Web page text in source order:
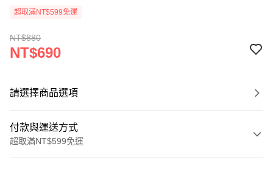
超取滿NT$599免運
NT$880
NT$690
請選擇商品選項
付款與運送方式
超取滿NT$599免運